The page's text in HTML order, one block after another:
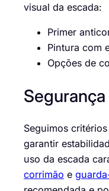
visual da escada:
Primer
Pintura com
Opções de
Seguimos
garantir
uso da escada
corrimão e